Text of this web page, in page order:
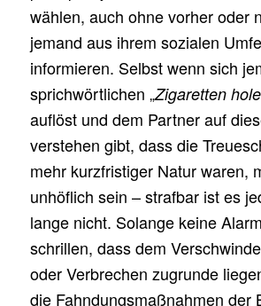
wählen, auch ohne vorher oder
jemand aus ihrem sozialen
informieren. Selbst wenn sich
sprichwörtlichen „Zigaretten
auflöst und dem Partner auf
verstehen gibt, dass die
mehr kurzfristiger Natur waren,
unhöflich sein – strafbar ist es
lange nicht. Solange keine
schrillen, dass dem
oder Verbrechen zugrunde
die Fahndungsmaßnahmen der